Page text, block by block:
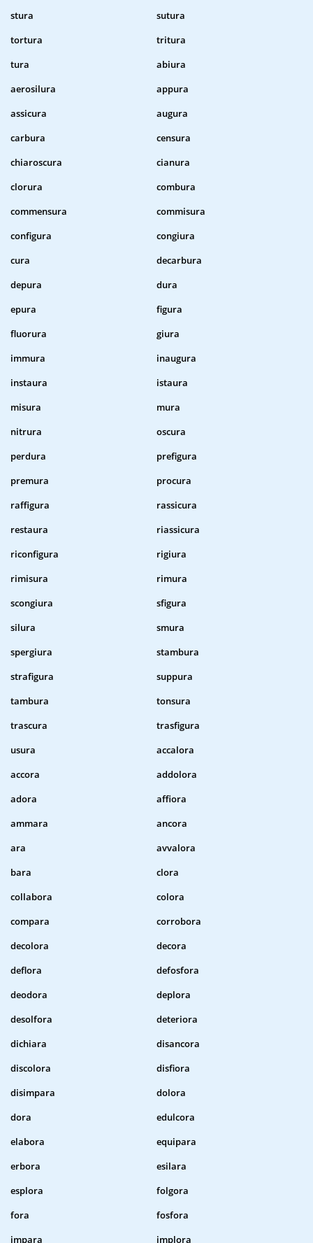
stura
sutura
tortura
tritura
tura
abiura
aerosilura
appura
assicura
augura
carbura
censura
chiaroscura
cianura
clorura
combura
commensura
commisura
configura
congiura
cura
decarbura
depura
dura
epura
figura
fluorura
giura
immura
inaugura
instaura
istaura
misura
mura
nitrura
oscura
perdura
prefigura
premura
procura
raffigura
rassicura
restaura
riassicura
riconfigura
rigiura
rimisura
rimura
scongiura
sfigura
silura
smura
spergiura
stambura
strafigura
suppura
tambura
tonsura
trascura
trasfigura
usura
accalora
accora
addolora
adora
affiora
ammara
ancora
ara
avvalora
bara
clora
collabora
colora
compara
corrobora
decolora
decora
deflora
defosfora
deodora
deplora
desolfora
deteriora
dichiara
disancora
discolora
disfiora
disimpara
dolora
dora
edulcora
elabora
equipara
erbora
esilara
esplora
folgora
fora
fosfora
impara
implora